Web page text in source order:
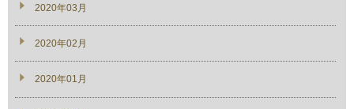
2020年03月
2020年02月
2020年01月